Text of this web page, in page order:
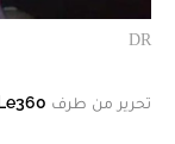
DR
تحرير من طرف